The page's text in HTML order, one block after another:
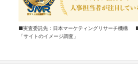
■実査委託先：日本マーケティングリサーチ機構
「サイトのイメージ調査」